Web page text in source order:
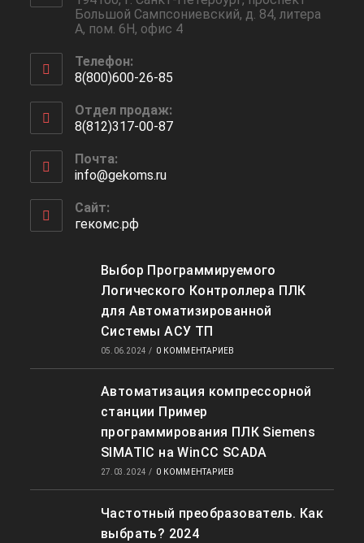
Большой Сампсониевский, д. 84, литера
А, пом. 6Н, офис 4
Телефон:
8(800)600-26-85
в
вашем
приложении
Отдел продаж:
8(812)317-00-87
в
вашем
приложении
Почта:
info@gekoms.ruОткроется
Сайт:
гекомс.рф
Выбор Программируемого
Логического Контроллера ПЛК
для Автоматизированной
Системы АСУ ТП
05.06.2024 / 0 КОММЕНТАРИЕВ
Автоматизация компрессорной
станции Пример
программирования ПЛК Siemens
SIMATIC на WinCC SCADA
27.03.2024 / 0 КОММЕНТАРИЕВ
Частотный преобразователь. Как
выбрать? 2024